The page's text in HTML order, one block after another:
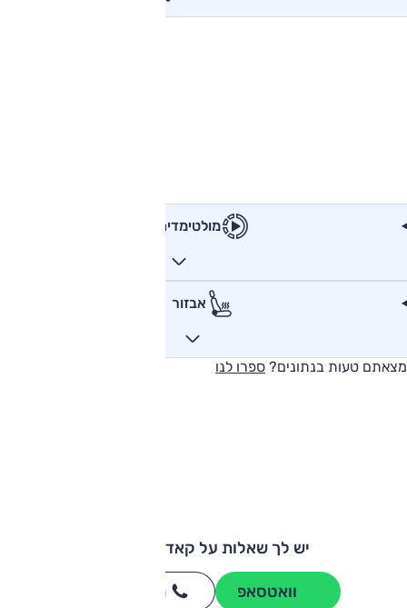
מולטימדיה
אבזור
מצאתם טעות בנתונים? ספרו לנו
יש לך שאלות על קאדילק CT6?
וואטסאפ חייגו